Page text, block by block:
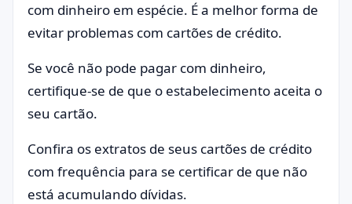
com dinheiro em espécie. É a melhor forma de
evitar problemas com cartões de crédito.
Se você não pode pagar com dinheiro,
certifique-se de que o estabelecimento aceita o
seu cartão.
Confira os extratos de seus cartões de crédito
com frequência para se certificar de que não
está acumulando dívidas.